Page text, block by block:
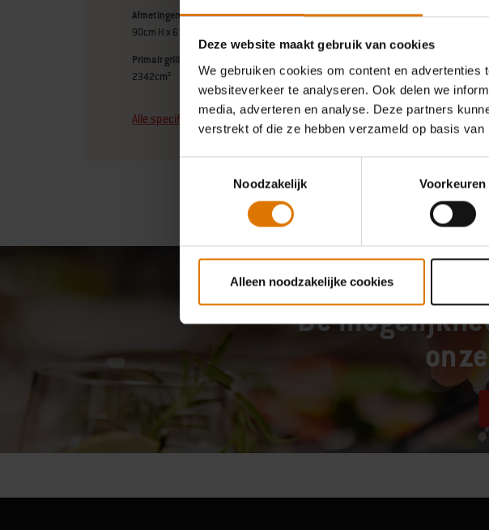
Deze website maakt gebruik van cookies
We gebruiken cookies om content en
websiteverkeer te analyseren. Ook delen we
media, adverteren en analyse. Deze partners
verstrekt of die ze hebben verzameld op basis
Noodzakelijk
Voorkeuren
Alleen noodzakelijke cookies
Afmetingen - deksel open (centimeters)
90cm H x 61cm B x 72.5cm D
Afmetingen -
Primair grilloppervlak (centimeters)
2342cm²
2342cm²
Alle specificaties bekijken Garantie
KUN JE WEL
De